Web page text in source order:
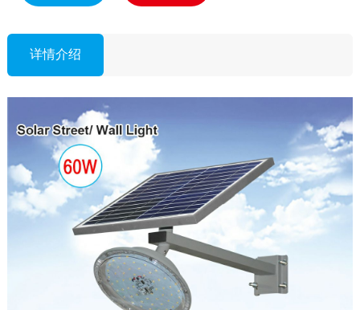
详情介绍